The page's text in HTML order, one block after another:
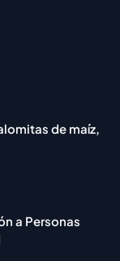
de maíz,
a Personas